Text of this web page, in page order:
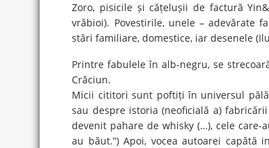
Zoro, pisicile și cățelușii de factură
vrăbioi). Povestirile, unele – adevărate
stări familiare, domestice, iar desenele
Printre fabulele în alb-negru, se
Crăciun.
Micii cititori sunt poftiți în universul
sau despre istoria (neoficială a)
devenit pahare de whisky (…), cele
au băut.”) Apoi, vocea autoarei capătă